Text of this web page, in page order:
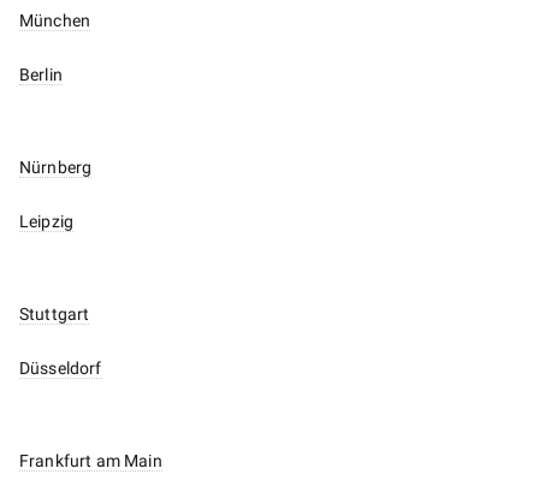
München
Berlin
Nürnberg
Leipzig
Stuttgart
Düsseldorf
Frankfurt am Main